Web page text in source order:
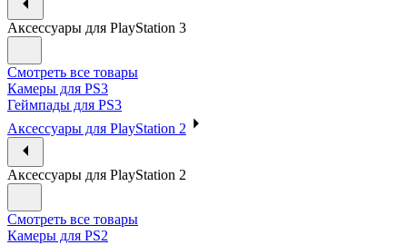
Аксессуары для PlayStation 3
Смотреть все товары
Камеры для PS3
Геймпады для PS3
Аксессуары для PlayStation 2
Аксессуары для PlayStation 2
Смотреть все товары
Камеры для PS2